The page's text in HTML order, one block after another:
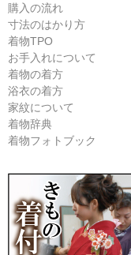
購入の流れ
寸法のはかり方
着物TPO
お手入れについて
着物の着方
浴衣の着方
家紋について
着物辞典
着物フォトブック